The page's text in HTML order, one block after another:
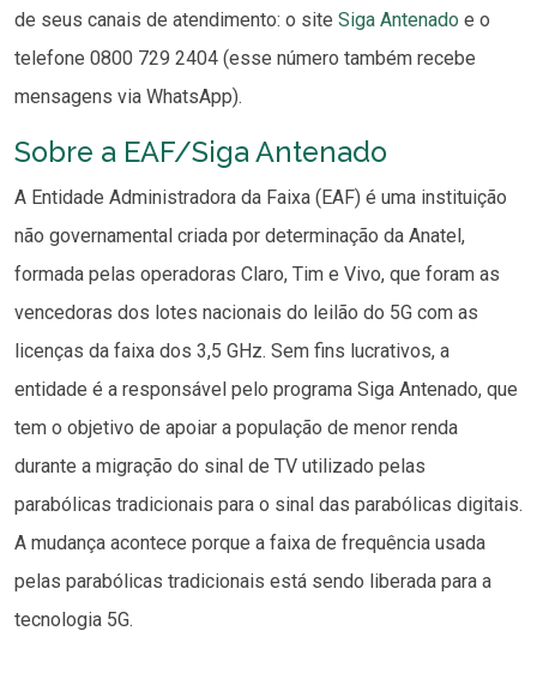
de seus canais de atendimento: o site Siga Antenado e o
telefone 0800 729 2404 (esse número também recebe
mensagens via WhatsApp).
Sobre a EAF/Siga Antenado
A Entidade Administradora da Faixa (EAF) é uma instituição
não governamental criada por determinação da Anatel,
formada pelas operadoras Claro, Tim e Vivo, que foram as
vencedoras dos lotes nacionais do leilão do 5G com as
licenças da faixa dos 3,5 GHz. Sem fins lucrativos, a
entidade é a responsável pelo programa Siga Antenado, que
tem o objetivo de apoiar a população de menor renda
durante a migração do sinal de TV utilizado pelas
parabólicas tradicionais para o sinal das parabólicas digitais.
A mudança acontece porque a faixa de frequência usada
pelas parabólicas tradicionais está sendo liberada para a
tecnologia 5G.